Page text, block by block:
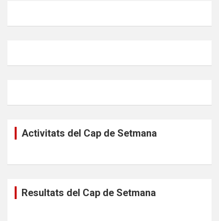
Activitats del Cap de Setmana
Resultats del Cap de Setmana